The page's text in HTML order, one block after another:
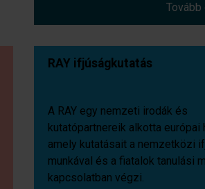
RAY ifjúságkutatás
A RAY egy nemzeti irodák és
kutatópartnereik alkotta európai
amely kutatásait a nemzetközi
munkával és a fiatalok tanulási
kapcsolatban végzi.